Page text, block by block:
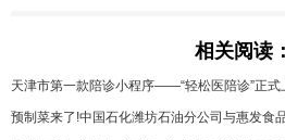
相关阅读：
天津市第一款陪诊小程序——“轻松医陪诊”正式
预制菜来了!中国石化潍坊石油分公司与惠发食